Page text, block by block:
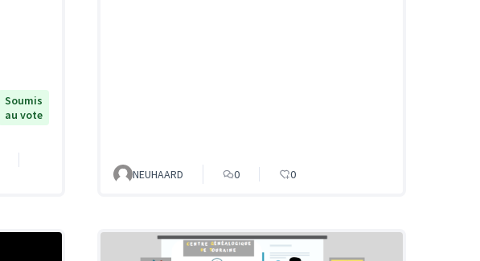
Soumis
au vote
NEUHAARD 0 0